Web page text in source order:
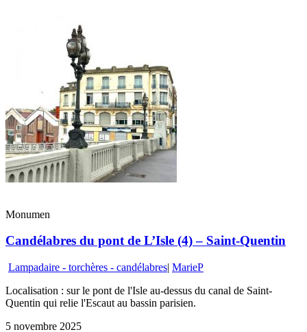
Monumen
Candélabres du pont de L’Isle (4) – Saint-Quentin
Lampadaire - torchères - candélabres| MarieP
Localisation : sur le pont de l'Isle au-dessus du canal de Saint-
Quentin qui relie l'Escaut au bassin parisien.
5 novembre 2025